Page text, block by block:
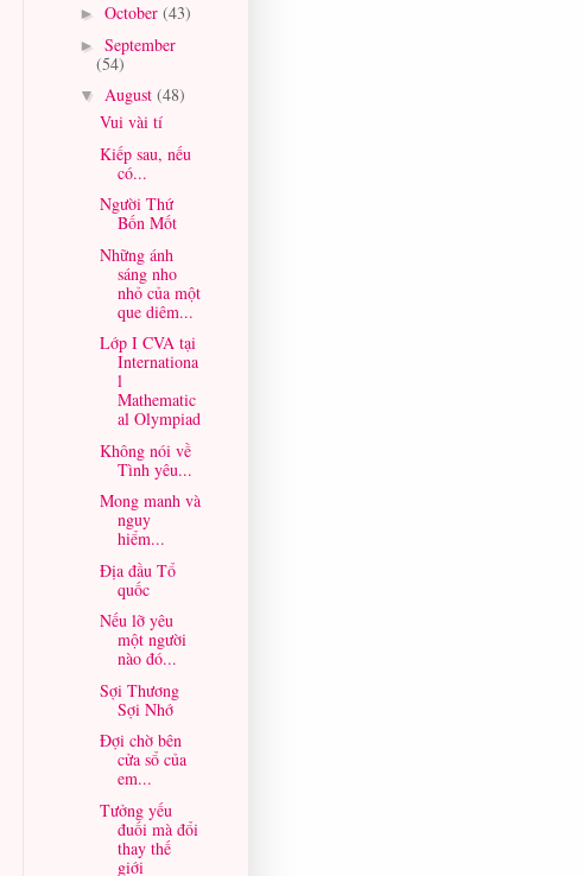
► October (43)
► September
(54)
▼ August (48)
Vui vài tí
Kiếp sau, nếu
có...
Người Thứ
Bốn Mốt
Những ánh
sáng nho
nhỏ của một
que diêm...
Lớp I CVA tại
Internationa
l
Mathematic
al Olympiad
Không nói về
Tình yêu...
Mong manh và
nguy
hiểm...
Địa đầu Tổ
quốc
Nếu lỡ yêu
một người
nào đó...
Sợi Thương
Sợi Nhớ
Đợi chờ bên
cửa sổ của
em...
Tưởng yếu
đuối mà đổi
thay thế
giới